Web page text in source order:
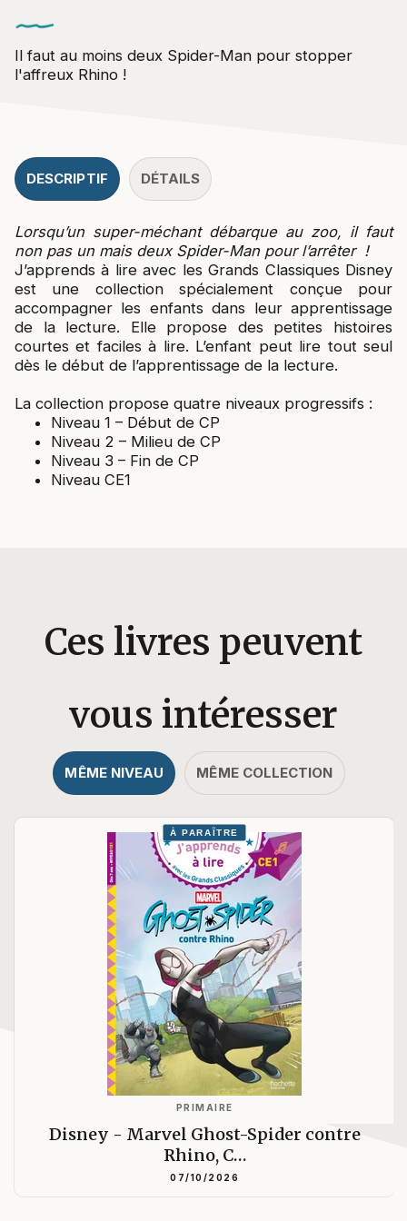
Il faut au moins deux Spider-Man pour stopper
l'affreux Rhino !
DESCRIPTIF DÉTAILS
Lorsqu’un super-méchant débarque au zoo, il faut
non pas un mais deux Spider-Man pour l’arrêter !
J’apprends à lire avec les Grands Classiques Disney
est une collection spécialement conçue pour
accompagner les enfants dans leur apprentissage
de la lecture. Elle propose des petites histoires
courtes et faciles à lire. L’enfant peut lire tout seul
dès le début de l’apprentissage de la lecture.
La collection propose quatre niveaux progressifs :
Niveau 1 – Début de CP
Niveau 2 – Milieu de CP
Niveau 3 – Fin de CP
Niveau CE1
Ces livres peuvent
vous intéresser
MÊME NIVEAU MÊME COLLECTION
À PARAÎTRE
PRIMAIRE
Disney - Marvel Ghost-Spider contre
Rhino, C…
07/10/2026